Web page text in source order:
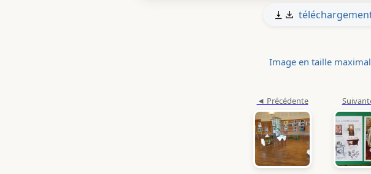
Image en taille